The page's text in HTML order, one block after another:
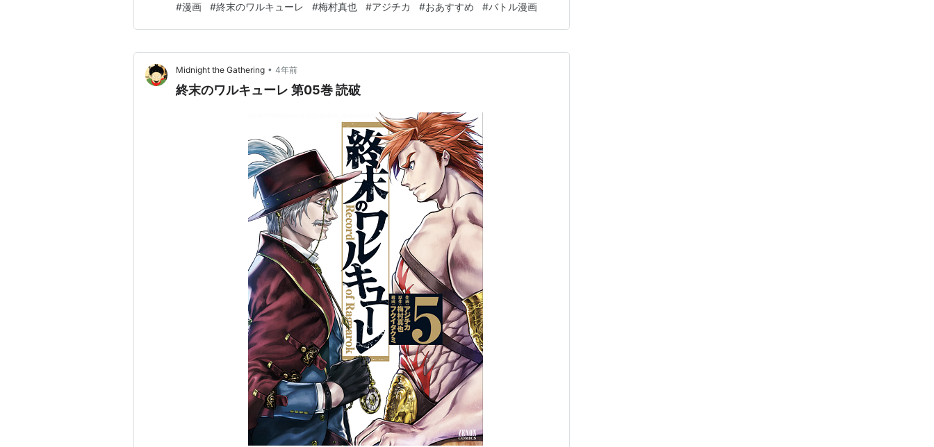
存続を決定する会議「ラグナロク」を舞台に、歴史上の英雄たちと神々が戦いを繰り広
げます。この作品は、神話と歴…
#漫画 #終末のワルキューレ #梅村真也 #アジチカ #おあすすめ #バトル漫画
Midnight the Gathering • 4年前
終末のワルキューレ 第05巻 読破